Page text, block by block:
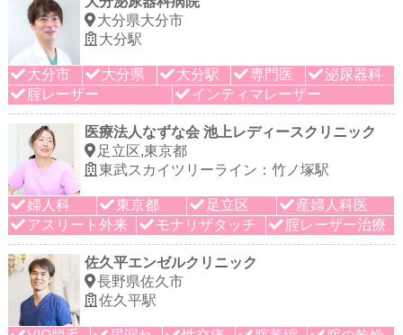
大分県大分市
大分駅
大分市 大分県 大分駅 専門医
泌尿器科
腟レーザー
インティマレーザー
医療法人なずな会 池上レディースクリニック
足立区,東京都
東武スカイツリーライン：竹ノ塚駅
婦人科 東京都 足立区
産婦人科医
アスリート外来
モナリザタッチ 腟レーザー治療
佐久平エンゼルクリニック
長野県佐久市
佐久平駅